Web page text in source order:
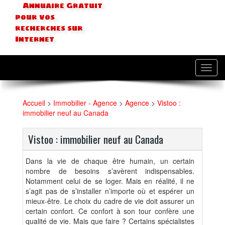
Annuaire Gratuit
pour vos
recherches sur
Internet
Accueil > Immobilier - Agence > Agence > Vistoo :
immobilier neuf au Canada
Vistoo : immobilier neuf au Canada
Dans la vie de chaque être humain, un certain
nombre de besoins s’avèrent indispensables.
Notamment celui de se loger. Mais en réalité, il ne
s’agit pas de s’installer n’importe où et espérer un
mieux-être. Le choix du cadre de vie doit assurer un
certain confort. Ce confort à son tour confère une
qualité de vie. Mais que faire ? Certains spécialistes